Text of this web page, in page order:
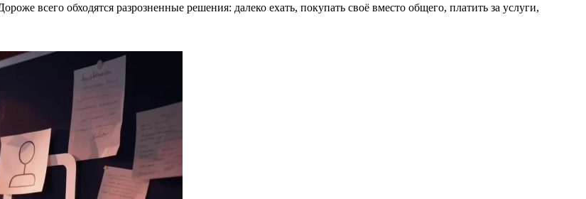
всего обходятся разрозненные решения: далеко ехать, покупать своё вместо общего, платить за услуги,